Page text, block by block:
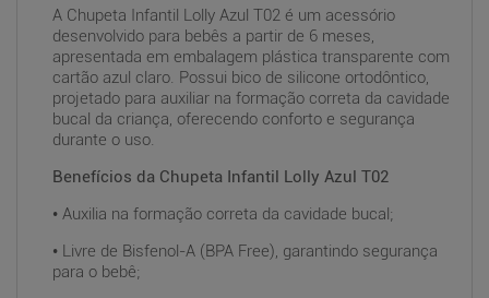
A Chupeta Infantil Lolly Azul T02 é um acessório
desenvolvido para bebês a partir de 6 meses,
apresentada em embalagem plástica transparente com
cartão azul claro. Possui bico de silicone ortodôntico,
projetado para auxiliar na formação correta da cavidade
bucal da criança, oferecendo conforto e segurança
durante o uso.
Benefícios da Chupeta Infantil Lolly Azul T02
• Auxilia na formação correta da cavidade bucal;
• Livre de Bisfenol-A (BPA Free), garantindo segurança
para o bebê;